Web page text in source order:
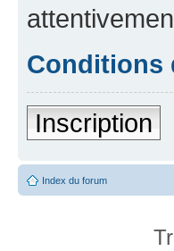
Conditions
Inscription
Index du forum